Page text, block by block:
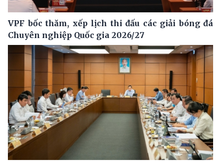
VPF bốc thăm, xếp lịch thi đấu các giải bóng đá
Chuyên nghiệp Quốc gia 2026/27